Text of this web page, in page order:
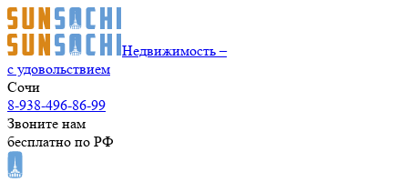
Недвижимость –
с удовольствием
Сочи
8-938-496-86-99
Звоните нам
бесплатно по РФ